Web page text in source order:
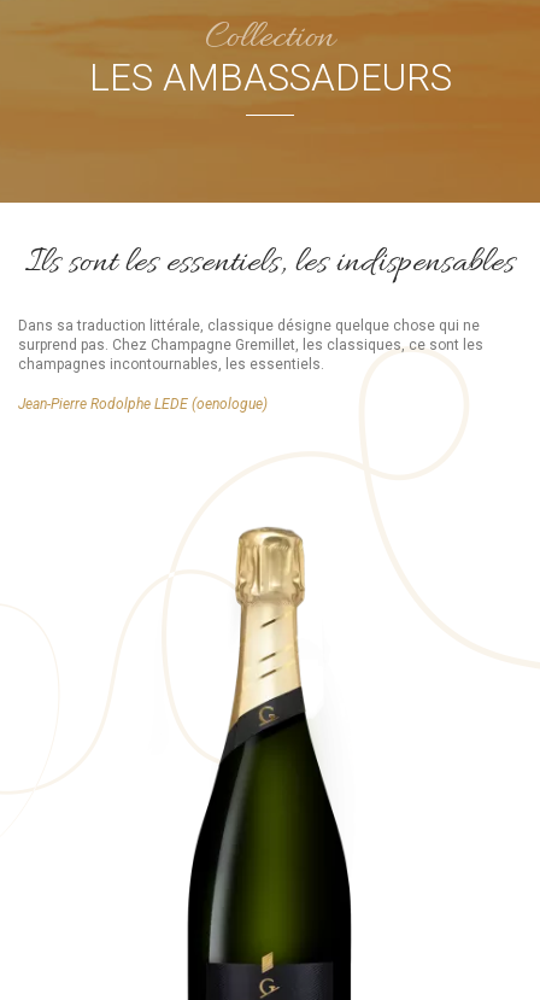
Collection
LES AMBASSADEURS
Ils sont les essentiels, les indispensables
Dans sa traduction littérale, classique désigne quelque chose qui ne
surprend pas. Chez Champagne Gremillet, les classiques, ce sont les
champagnes incontournables, les essentiels.
Jean-Pierre Rodolphe LEDE (oenologue)